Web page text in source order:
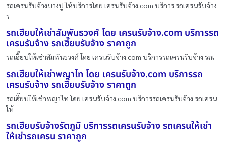
รถเครนรับจ้างบางปู ให้บริการโดย เครนรับจ้าง.com บริการ รถเครนรับจ้าง
ร
รถเฮี๊ยบให้เช่าสัมพันธวงศ์ โดย เครนรับจ้าง.com บริการรถ
เครนรับจ้าง รถเฮี๊ยบรับจ้าง ราคาถูก
รถเฮี๊ยบให้เช่าสัมพันธวงศ์ โดย เครนรับจ้าง.com บริการรถเครนรับจ้าง รถเ
รถเฮี๊ยบให้เช่าพญาไท โดย เครนรับจ้าง.com บริการรถ
เครนรับจ้าง รถเฮี๊ยบรับจ้าง ราคาถูก
รถเฮี๊ยบให้เช่าพญาไท โดย เครนรับจ้าง.com บริการรถเครนรับจ้าง รถเครน
ให้
รถเฮี๊ยบรับจ้างรัตภูมิ บริการรถเครนรับจ้าง รถเครนให้เช่า
ให้เช่ารถเครน ราคาถูก